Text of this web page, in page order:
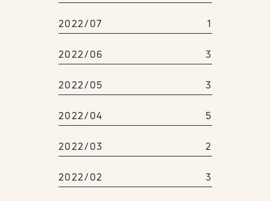
2022/07 1
2022/06 3
2022/05 3
2022/04 5
2022/03 2
2022/02 3